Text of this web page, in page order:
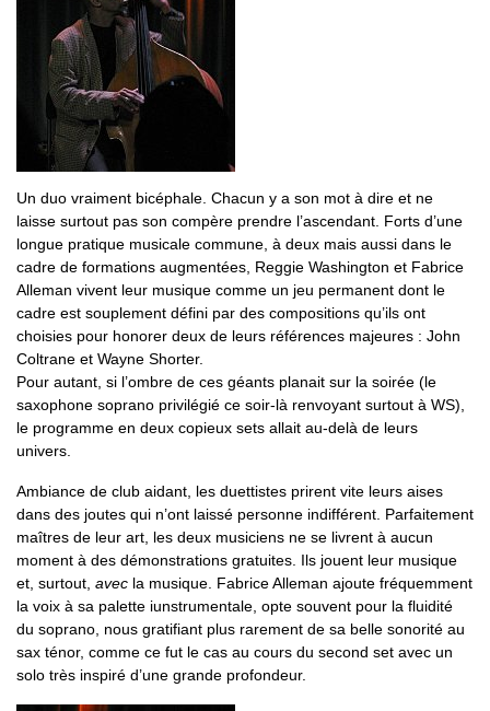
Un duo vraiment bicéphale. Chacun y a son mot à dire et ne
laisse surtout pas son compère prendre l’ascendant. Forts d’une
longue pratique musicale commune, à deux mais aussi dans le
cadre de formations augmentées, Reggie Washington et Fabrice
Alleman vivent leur musique comme un jeu permanent dont le
cadre est souplement défini par des compositions qu’ils ont
choisies pour honorer deux de leurs références majeures : John
Coltrane et Wayne Shorter.
Pour autant, si l’ombre de ces géants planait sur la soirée (le
saxophone soprano privilégié ce soir-là renvoyant surtout à WS),
le programme en deux copieux sets allait au-delà de leurs
univers.
Ambiance de club aidant, les duettistes prirent vite leurs aises
dans des joutes qui n’ont laissé personne indifférent. Parfaitement
maîtres de leur art, les deux musiciens ne se livrent à aucun
moment à des démonstrations gratuites. Ils jouent leur musique
et, surtout, avec la musique. Fabrice Alleman ajoute fréquemment
la voix à sa palette iunstrumentale, opte souvent pour la fluidité
du soprano, nous gratifiant plus rarement de sa belle sonorité au
sax ténor, comme ce fut le cas au cours du second set avec un
solo très inspiré d’une grande profondeur.